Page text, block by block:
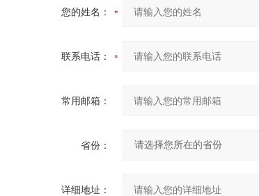
您的姓名：
联系电话：
常用邮箱：
省份：
详细地址：